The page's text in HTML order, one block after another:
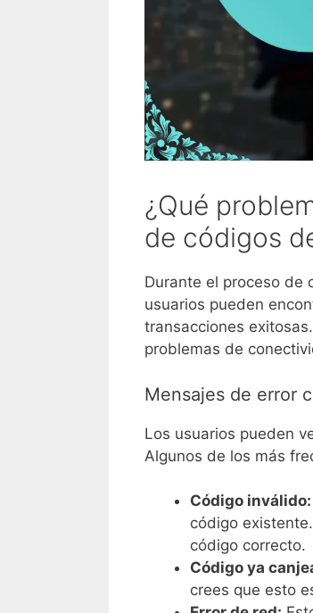
¿Qué
de códigos
Durante el proceso de
usuarios pueden
transacciones
problemas de
Mensajes de error
Los usuarios pueden
Algunos de los más
Código inválido:
código
código correcto.
Código ya
crees que esto